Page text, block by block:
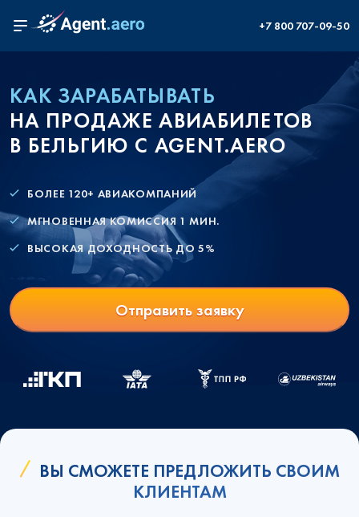
+7 800 707-09-50
КАК ЗАРАБАТЫВАТЬ
НА ПРОДАЖЕ АВИАБИЛЕТОВ
В БЕЛЬГИЮ С AGENT.AERO
БОЛЕЕ 120+ АВИАКОМПАНИЙ
МГНОВЕННАЯ КОМИССИЯ 1 МИН.
ВЫСОКАЯ ДОХОДНОСТЬ ДО 5%
Отправить заявку
ВЫ СМОЖЕТЕ ПРЕДЛОЖИТЬ СВОИМ
КЛИЕНТАМ